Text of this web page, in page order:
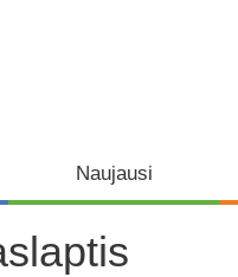
Naujausi